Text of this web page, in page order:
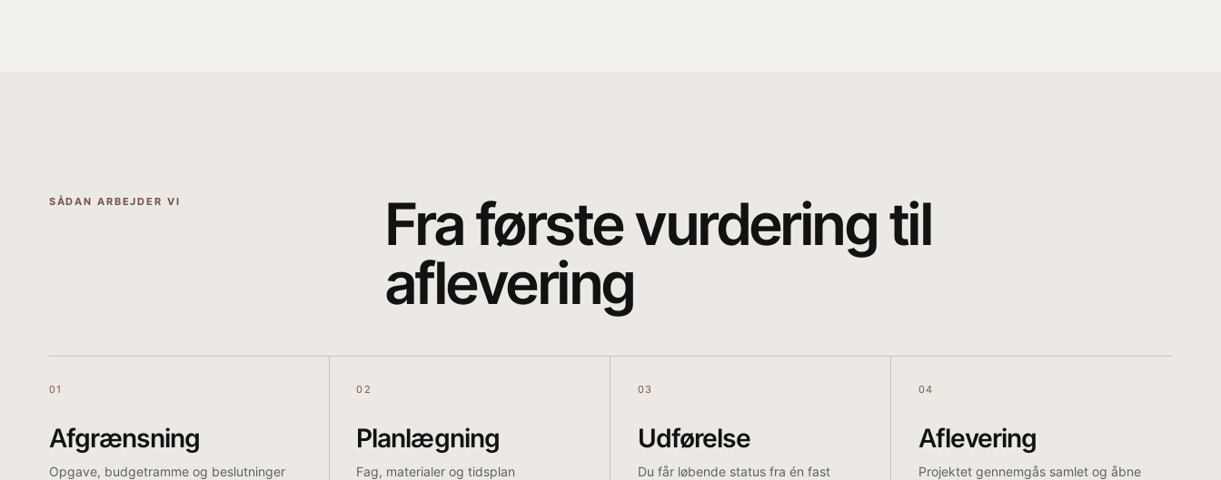
SÅDAN ARBEJDER VI
Fra første vurdering til
aflevering
01
Afgrænsning
Opgave, budgetramme og beslutninger
02
Planlægning
Fag, materialer og tidsplan
03
Udførelse
Du får løbende status fra én fast
04
Aflevering
Projektet gennemgås samlet og åbne